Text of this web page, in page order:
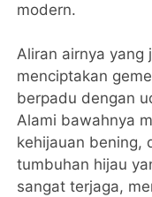
modern.
Aliran airnya yang
menciptakan
berpadu dengan
Alami bawahnya
kehijauan bening,
tumbuhan hijau
sangat terjaga,